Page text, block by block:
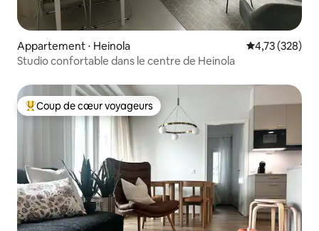
Appartement ⋅ Heinola Évaluation
4,73 (328)
Studio confortable dans le centre de Heinola
Coups de cœur voyageurs les plus appréciés
Coup de cœur voyageurs